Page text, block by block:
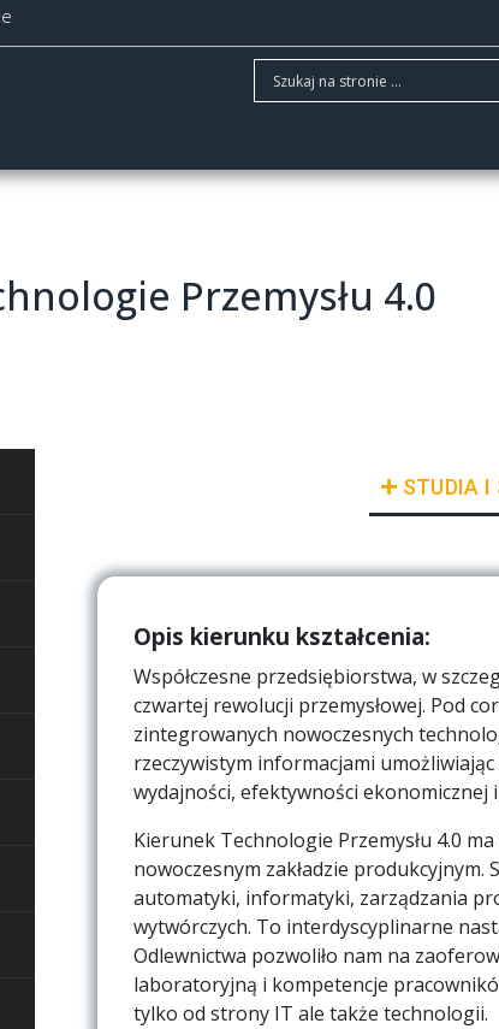
Przemysłu 4.0
STUDIA I
Opis kierunku kształcenia:
Współczesne przedsiębiorstwa, w
czwartej rewolucji przemysłowej. Pod
zintegrowanych nowoczesnych
rzeczywistym informacjami
wydajności, efektywności ekonomicznej
Kierunek Technologie Przemysłu 4.0
nowoczesnym zakładzie produkcyjnym.
automatyki, informatyki, zarządzania
wytwórczych. To interdyscyplinarne
Odlewnictwa pozwoliło nam na
laboratoryjną i kompetencje
tylko od strony IT ale także technologii.